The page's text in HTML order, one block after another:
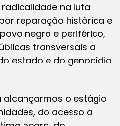
na luta
reparação histórica e
negro e periférico,
transversais a
estado e do genocídio
alcançarmos o estágio
do acesso a